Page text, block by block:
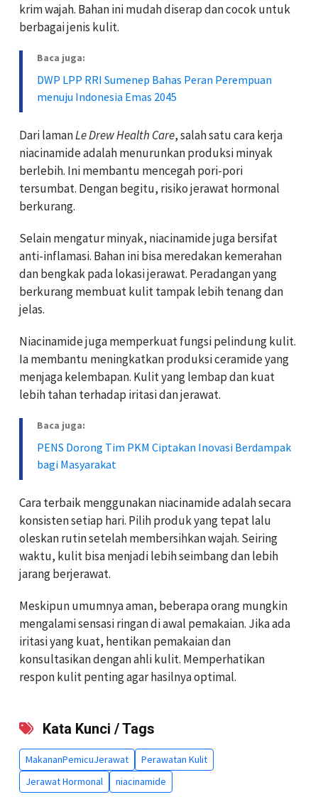
krim wajah. Bahan ini mudah diserap dan cocok untuk
berbagai jenis kulit.
Baca juga:
DWP LPP RRI Sumenep Bahas Peran Perempuan
menuju Indonesia Emas 2045
Dari lamanLe Drew Health Care, salah satu cara kerja
niacinamide adalah menurunkan produksi minyak
berlebih. Ini membantu mencegah pori-pori
tersumbat. Dengan begitu, risiko jerawat hormonal
berkurang.
Selain mengatur minyak, niacinamide juga bersifat
anti-inflamasi. Bahan ini bisa meredakan kemerahan
dan bengkak pada lokasi jerawat. Peradangan yang
berkurang membuat kulit tampak lebih tenang dan
jelas.
Niacinamide juga memperkuat fungsi pelindung kulit.
Ia membantu meningkatkan produksi ceramide yang
menjaga kelembapan. Kulit yang lembap dan kuat
lebih tahan terhadap iritasi dan jerawat.
Baca juga:
PENS Dorong Tim PKM Ciptakan Inovasi Berdampak
bagi Masyarakat
Cara terbaik menggunakan niacinamide adalah secara
konsisten setiap hari. Pilih produk yang tepat lalu
oleskan rutin setelah membersihkan wajah. Seiring
waktu, kulit bisa menjadi lebih seimbang dan lebih
jarang berjerawat.
Meskipun umumnya aman, beberapa orang mungkin
mengalami sensasi ringan di awal pemakaian. Jika ada
iritasi yang kuat, hentikan pemakaian dan
konsultasikan dengan ahli kulit. Memperhatikan
respon kulit penting agar hasilnya optimal.
Kata Kunci / Tags
MakananPemicuJerawat
Perawatan Kulit
Jerawat Hormonal
niacinamide